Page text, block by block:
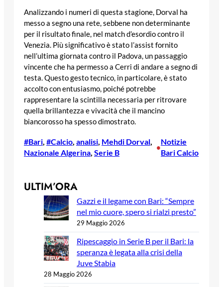
Analizzando i numeri di questa stagione, Dorval ha
messo a segno una rete, sebbene non determinante
per il risultato finale, nel match d’esordio contro il
Venezia. Più significativo è stato l’assist fornito
nell’ultima giornata contro il Padova, un passaggio
vincente che ha permesso a Cerri di andare a segno di
testa. Questo gesto tecnico, in particolare, è stato
accolto con entusiasmo, poiché potrebbe
rappresentare la scintilla necessaria per ritrovare
quella brillantezza e vivacità che il mancino
biancorosso ha spesso dimostrato.
#Bari, #Calcio, analisi, Mehdi Dorval
Nazionale Algerina, Serie B
•
Notizie
Bari Calcio
ULTIM’ORA
Gazzi e il legame con Bari: “Sempre
nel mio cuore, spero si rialzi presto”
29 Maggio 2026
Ripescaggio in Serie B per il Bari: la
speranza è legata alla crisi della
Juve Stabia
28 Maggio 2026